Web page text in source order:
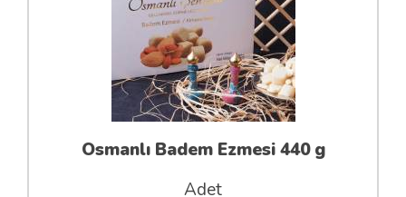
Osmanlı Badem Ezmesi 440 g
Adet